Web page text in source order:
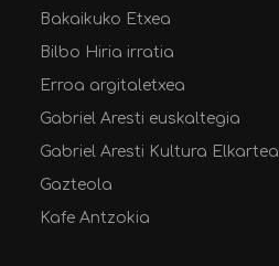
Bakaikuko Etxea
Bilbo Hiria irratia
Erroa argitaletxea
Gabriel Aresti euskaltegia
Gabriel Aresti Kultura Elkartea
Gazteola
Kafe Antzokia